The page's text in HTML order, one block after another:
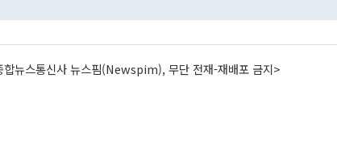
합뉴스통신사 뉴스핌(Newspim), 무단 전재-재배포 금지>